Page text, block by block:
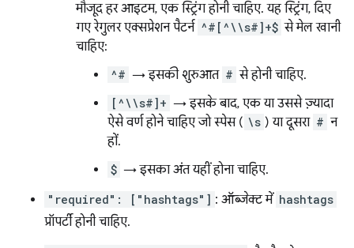
मौजूद हर आइटम, एक स्ट्रिंग होनी चाहिए. यह स्ट्रिंग, दिए
गए रेगुलर एक्सप्रेशन पैटर्न ^#[^\\s#]+$ से मेल खानी
चाहिए:
^# → इसकी शुरुआत # से होनी चाहिए.
[^\\s#]+ → इसके बाद, एक या उससे ज़्यादा
ऐसे वर्ण होने चाहिए जो स्पेस ( \s ) या दूसरा # न
हों.
$ → इसका अंत यहीं होना चाहिए.
"required": ["hashtags"] : ऑब्जेक्ट में hashtags
प्रॉपर्टी होनी चाहिए.